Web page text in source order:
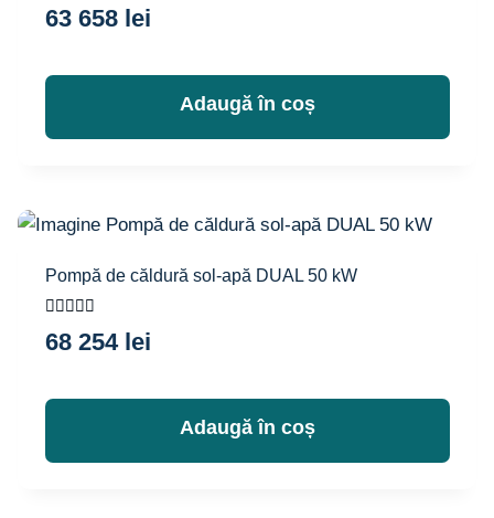
Evaluat la
5.00
63 658 lei
Adaugă în coș
Pompă de căldură sol-apă DUAL 50 kW
Evaluat la
5.00
68 254 lei
Adaugă în coș